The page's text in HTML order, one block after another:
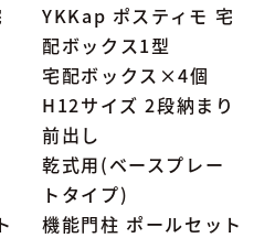
YKKap ポスティモ 宅
配ボックス1型
宅配ボックス×4個
H12サイズ 2段納まり
前出し
乾式用(ベースプレー
トタイプ)
機能門柱 ポールセット